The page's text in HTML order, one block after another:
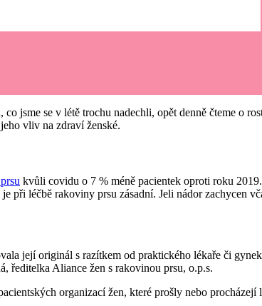
jsme se v létě trochu nadechli, opět denně čteme o
vliv na zdraví ženské.
kvůli covidu o 7 % méně pacientek oproti roku
při léčbě rakoviny prsu zásadní. Jeli nádor zachycen
její originál s razítkem od praktického lékaře či
ředitelka Aliance žen s rakovinou prsu, o.p.s.
organizací žen, které prošly nebo